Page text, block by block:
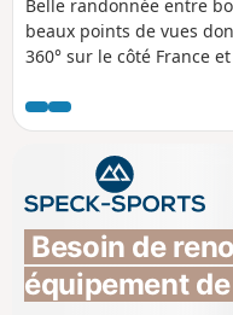
caserne militaire, témoin
Belle randonnée entre
beaux points de vues
360° sur le côté France
conditions
Alpes bernoises,
Besoin de
équipement